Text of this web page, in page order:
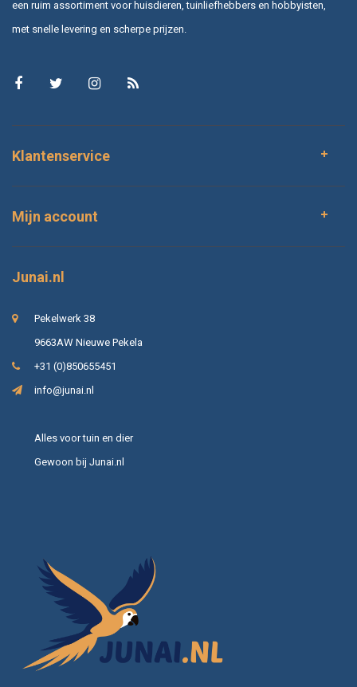
een ruim assortiment voor huisdieren, tuinliefhebbers en hobbyisten,
met snelle levering en scherpe prijzen.
Klantenservice
Mijn account
Junai.nl
Pekelwerk 38
9663AW Nieuwe Pekela
+31 (0)850655451
info@junai.nl
Alles voor tuin en dier
Gewoon bij Junai.nl